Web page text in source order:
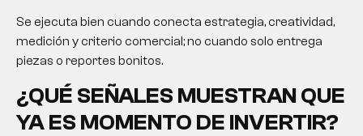
Se ejecuta bien cuando conecta estrategia, creatividad,
medición y criterio comercial; no cuando solo entrega
piezas o reportes bonitos.
¿QUÉ SEÑALES MUESTRAN QUE
YA ES MOMENTO DE INVERTIR?